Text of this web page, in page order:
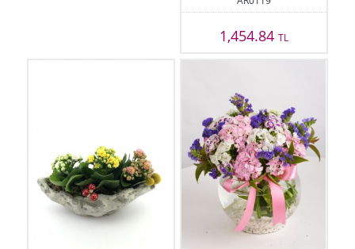
1,454.84 TL